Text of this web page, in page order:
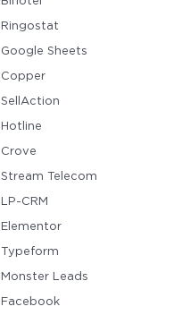
Ringostat
Google Sheets
Copper
SellAction
Hotline
Crove
Stream Telecom
LP-CRM
Elementor
Typeform
Monster Leads
Facebook